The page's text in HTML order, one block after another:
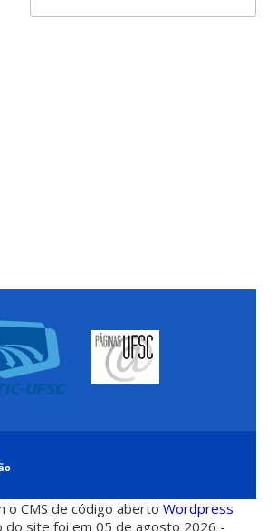
o CMS de código abertoWordpress
do site foi em 05 de agosto 2026 -